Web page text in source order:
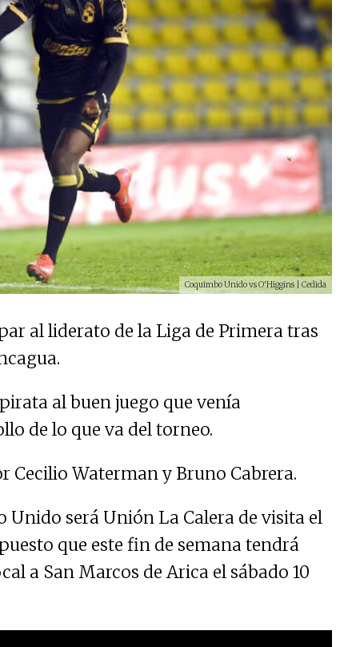
Coquimbo Unido vs O'Higgins | Cedida
al liderato de la Liga de Primera tras
al buen juego que venía
de lo que va del torneo.
Cecilio Waterman y Bruno Cabrera.
será Unión La Calera de visita el
que este fin de semana tendrá
a San Marcos de Arica el sábado 10